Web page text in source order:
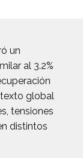
un
al 3.2%
global
tensiones
distintos